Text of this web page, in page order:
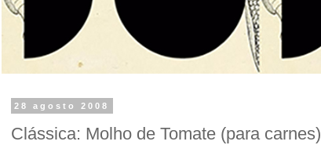
28 agosto 2008
Clássica: Molho de Tomate (para carnes)